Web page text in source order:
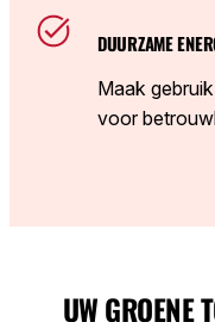
DUURZAME
Maak
voor
UW GROENE